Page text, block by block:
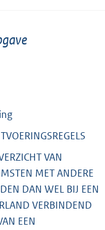
VAN
MET ANDERE
DAN WEL BIJ EEN
VERBINDEND
EEN